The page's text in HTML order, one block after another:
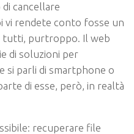
cancellare
vi rendete conto fosse un
tutti, purtroppo. Il web
di soluzioni per
si parli di smartphone o
di esse, però, in realtà
recuperare file